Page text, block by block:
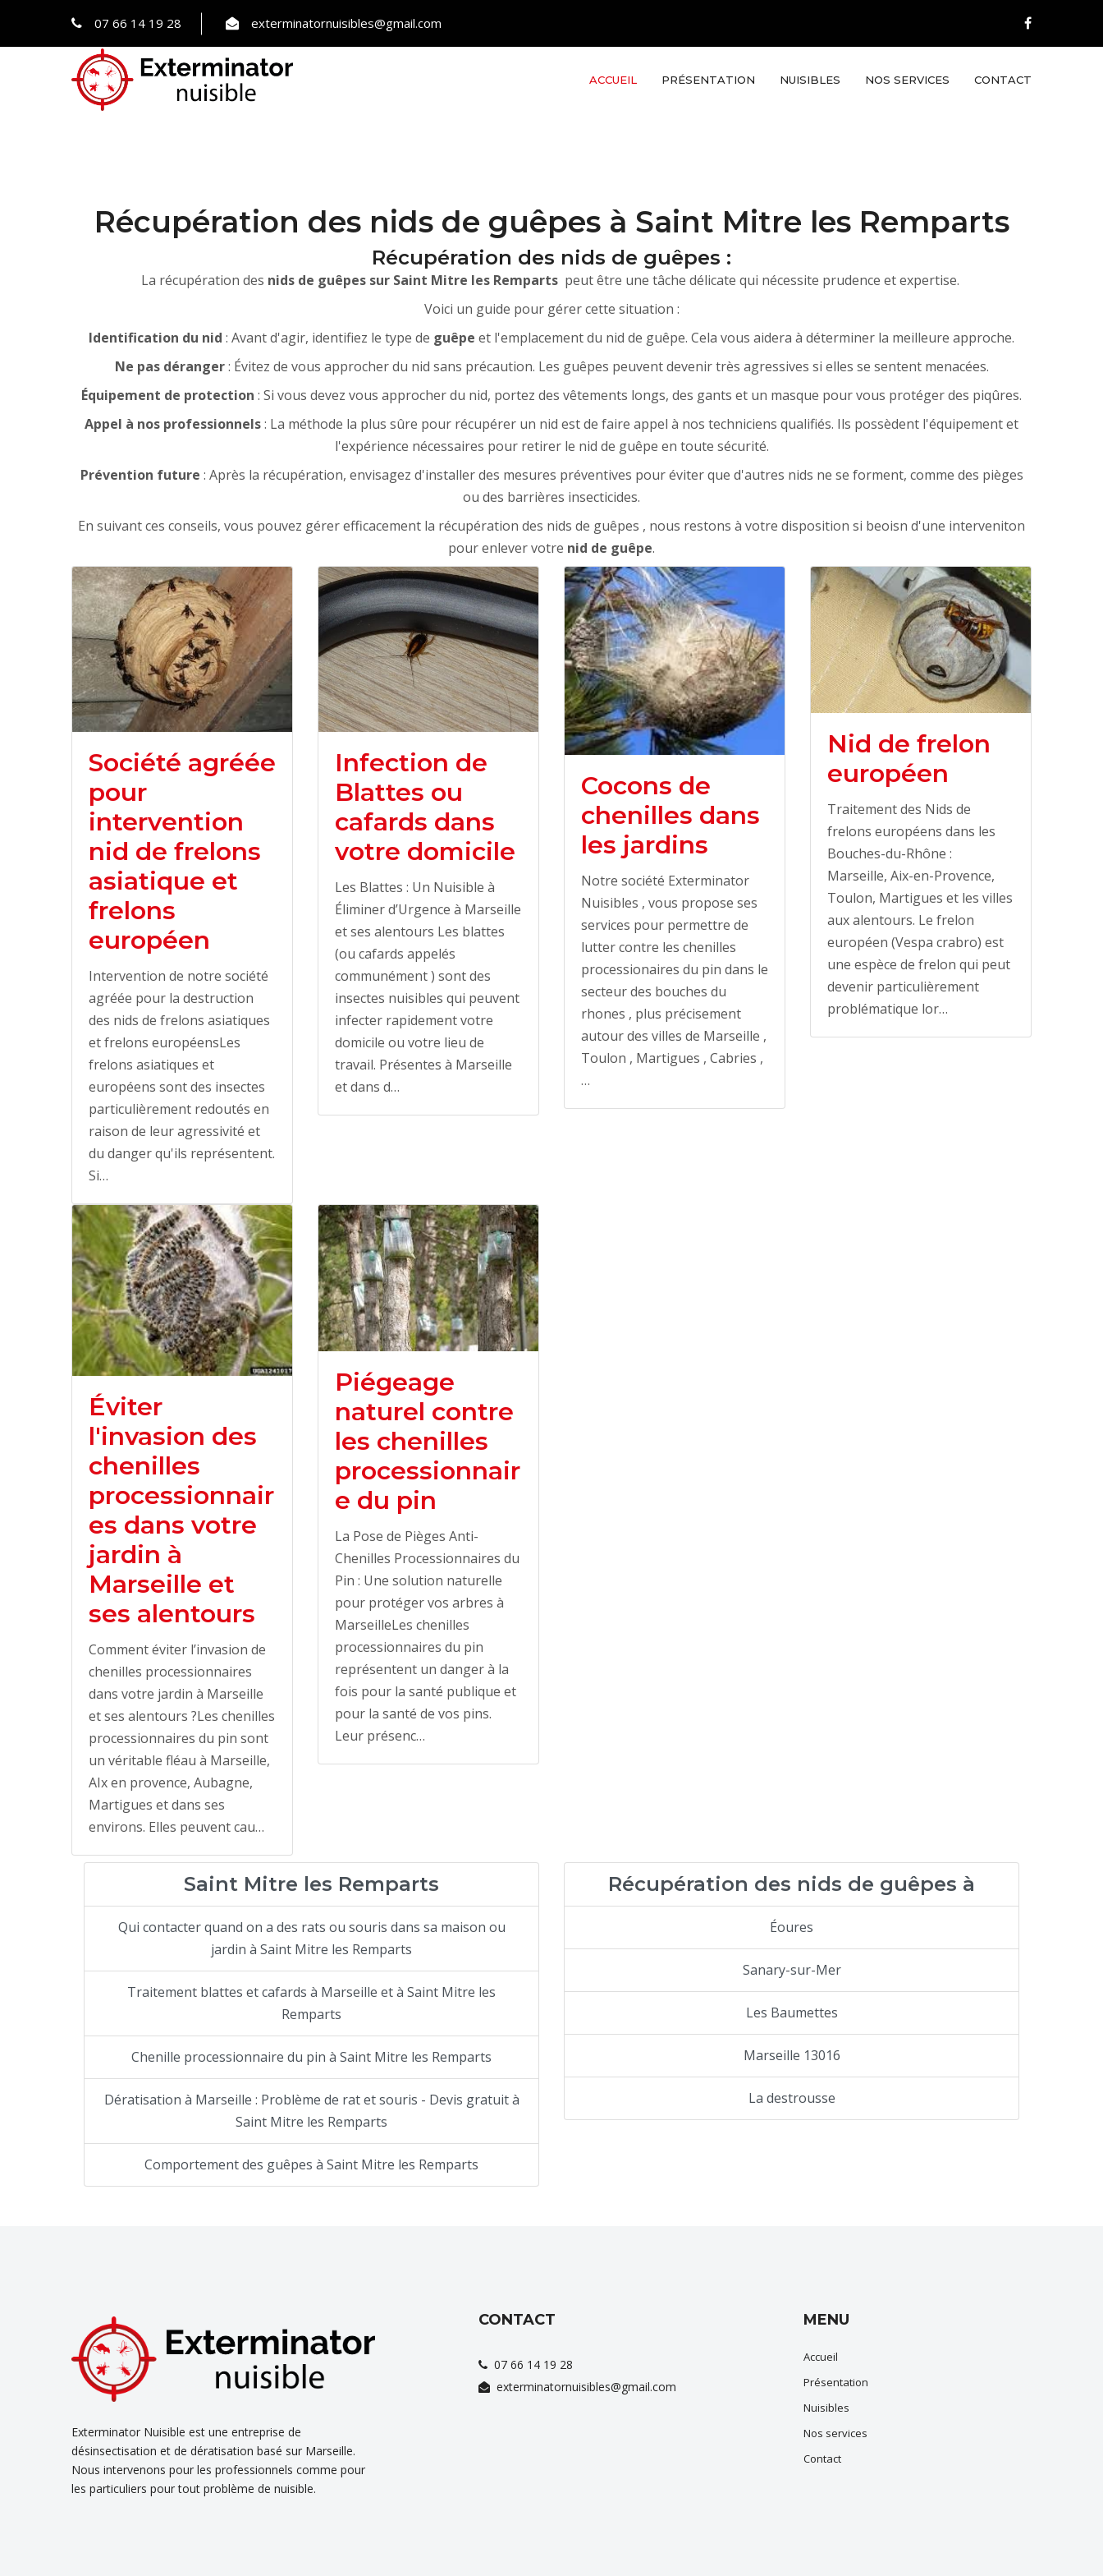
07 66 14 19 28 exterminatornuisibles@gmail.com
ACCUEIL PRÉSENTATION NUISIBLES NOS SERVICES CONTACT
Récupération des nids de guêpes à Saint Mitre les Remparts
Récupération des nids de guêpes :
La récupération des nids de guêpes sur Saint Mitre les Remparts peut être une tâche délicate qui nécessite prudence et expertise.
Voici un guide pour gérer cette situation :
Identification du nid : Avant d'agir, identifiez le type de guêpe et l'emplacement du nid de guêpe. Cela vous aidera à déterminer la meilleure approche.
Ne pas déranger: Évitez de vous approcher du nid sans précaution. Les guêpes peuvent devenir très agressives si elles se sentent menacées.
Équipement de protection : Si vous devez vous approcher du nid, portez des vêtements longs, des gants et un masque pour vous protéger des piqûres.
Appel à nos professionnels: La méthode la plus sûre pour récupérer un nid est de faire appel à nos techniciens qualifiés. Ils possèdent l'équipement et
l'expérience nécessaires pour retirer le nid de guêpe en toute sécurité.
Prévention future : Après la récupération, envisagez d'installer des mesures préventives pour éviter que d'autres nids ne se forment, comme des pièges
ou des barrières insecticides.
En suivant ces conseils, vous pouvez gérer efficacement la récupération des nids de guêpes , nous restons à votre disposition si beoisn d'une interveniton
pour enlever votre nid de guêpe.
Société agréée
pour
intervention
nid de frelons
asiatique et
frelons
européen
Intervention de notre société
agréée pour la destruction
des nids de frelons asiatiques
et frelons européensLes
frelons asiatiques et
européens sont des insectes
particulièrement redoutés en
raison de leur agressivité et
du danger qu'ils représentent.
Si…
Infection de
Blattes ou
cafards dans
votre domicile
Les Blattes : Un Nuisible à
Éliminer d’Urgence à Marseille
et ses alentours Les blattes
(ou cafards appelés
communément ) sont des
insectes nuisibles qui peuvent
infecter rapidement votre
domicile ou votre lieu de
travail. Présentes à Marseille
et dans d…
Cocons de
chenilles dans
les jardins
Notre société Exterminator
Nuisibles , vous propose ses
services pour permettre de
lutter contre les chenilles
processionaires du pin dans le
secteur des bouches du
rhones , plus précisement
autour des villes de Marseille ,
Toulon , Martigues , Cabries ,
…
Nid de frelon
européen
Traitement des Nids de
frelons européens dans les
Bouches-du-Rhône :
Marseille, Aix-en-Provence,
Toulon, Martigues et les villes
aux alentours. Le frelon
européen (Vespa crabro) est
une espèce de frelon qui peut
devenir particulièrement
problématique lor…
Éviter
l'invasion des
chenilles
processionnair
es dans votre
jardin à
Marseille et
ses alentours
Comment éviter l’invasion de
chenilles processionnaires
dans votre jardin à Marseille
et ses alentours ?Les chenilles
processionnaires du pin sont
un véritable fléau à Marseille,
AIx en provence, Aubagne,
Martigues et dans ses
environs. Elles peuvent cau…
Piégeage
naturel contre
les chenilles
processionnair
e du pin
La Pose de Pièges Anti-
Chenilles Processionnaires du
Pin : Une solution naturelle
pour protéger vos arbres à
MarseilleLes chenilles
processionnaires du pin
représentent un danger à la
fois pour la santé publique et
pour la santé de vos pins.
Leur présenc…
Saint Mitre les Remparts
Qui contacter quand on a des rats ou souris dans sa maison ou
jardin à Saint Mitre les Remparts
Traitement blattes et cafards à Marseille et à Saint Mitre les
Remparts
Chenille processionnaire du pin à Saint Mitre les Remparts
Dératisation à Marseille : Problème de rat et souris - Devis gratuit à
Saint Mitre les Remparts
Comportement des guêpes à Saint Mitre les Remparts
Récupération des nids de guêpes à
Éoures
Sanary-sur-Mer
Les Baumettes
Marseille 13016
La destrousse
Exterminator Nuisible est une entreprise de
désinsectisation et de dératisation basé sur Marseille.
Nous intervenons pour les professionnels comme pour
les particuliers pour tout problème de nuisible.
CONTACT
07 66 14 19 28
exterminatornuisibles@gmail.com
MENU
Accueil
Présentation
Nuisibles
Nos services
Contact